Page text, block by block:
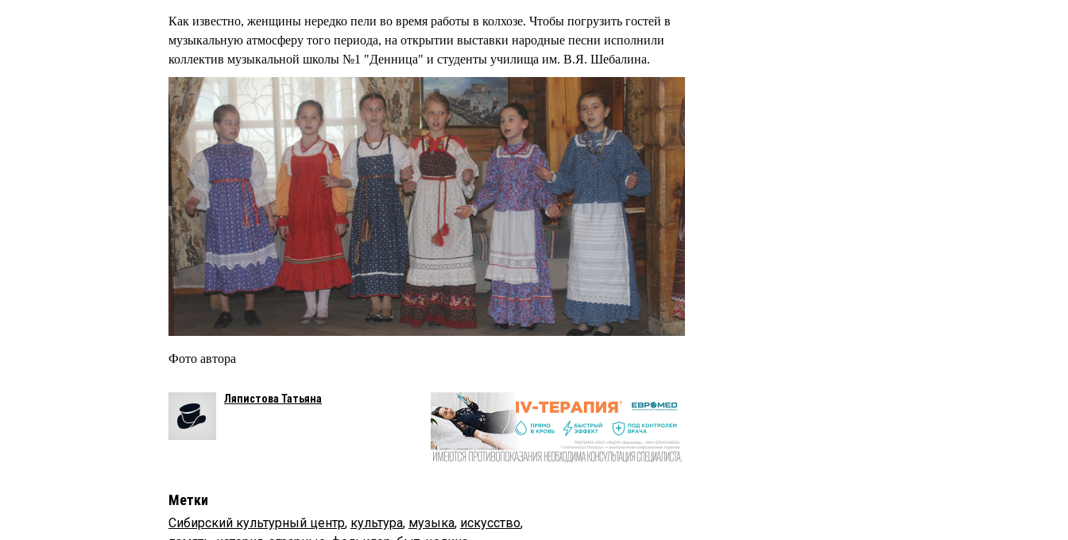
Как известно, женщины нередко пели во время работы в колхозе. Чтобы погрузить гостей в
музыкальную атмосферу того периода, на открытии выставки народные песни исполнили
коллектив музыкальной школы №1 "Денница" и студенты училища им. В.Я. Шебалина.
Фото автора
Ляпистова Татьяна
Метки
Сибирский культурный центр, культура, музыка, искусство,